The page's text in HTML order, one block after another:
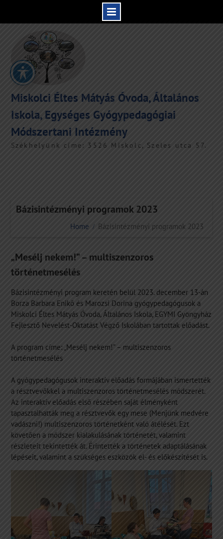
Miskolci Éltes Mátyás Óvoda, Általános
Iskola, Egységes Gyógypedagógiai
Módszertani Intézmény
Székhelyünk címe: 3526 Miskolc, Szeles utca 57.
Bázisintézményi programok 2023
Home Bázisintézményi programok 2023
„Mesélj nekem!” – multiszenzoros
történetmesélés
Bázisintézményi program keretén belül 2023. december 13-án
Borza Barbara Enikő és Marozsi Dorina gyógypedagógusok a
Miskolci Éltes Mátyás Óvoda, Általános Iskola, EGYMI Gyöngyház
Fejlesztő Nevelést-Oktatást Végző Iskolában tartottak előadást.
A program címe: „Mesélj nekem!” – multiszenzoros
történetmesélés
A gyógypedagógusok interaktív előadás formájában ismertették
a résztvevőkkel a multiszenzoros történetmesélés módszerét.
Az interaktív előadás első részében saját élményként
tapasztalhatták meg a résztvevők egy mese (Menjünk medvére
vadászni!) multiszenzoros történetként való átélését. Ezt
követően a módszer kialakulásának történetét, valamint
részleteit tekintették át. Érintették a történetek adaptálásának
lépéseit, valamint a szükséges eszközök el- és előkészítését is.